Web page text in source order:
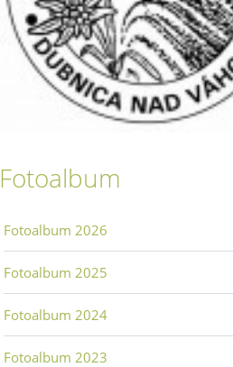
Fotoalbum
Fotoalbum 2026
Fotoalbum 2025
Fotoalbum 2024
Fotoalbum 2023